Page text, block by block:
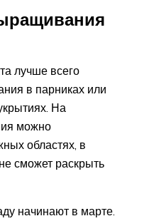
лучше всего
в парниках или
На
можно
областях, в
сможет раскрыть
начинают в марте.